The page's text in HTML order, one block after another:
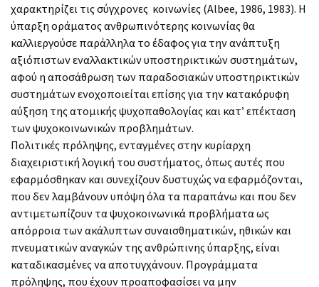
χαρακτηρίζει τις σύγχρονες κοινωνίες (Albee, 1986, 1983). Η
ύπαρξη οράματος ανθρωπινότερης κοινωνίας θα
καλλιεργούσε παράλληλα το έδαφος για την ανάπτυξη
αξιόπιστων εναλλακτικών υποστηρικτικών συστημάτων,
αφού η αποσάθρωση των παραδοσιακών υποστηρικτικών
συστημάτων ενοχοποιείται επίσης για την κατακόρυφη
αύξηση της ατομικής ψυχοπαθολογίας και κατ’ επέκταση
των ψυχοκοινωνικών προβλημάτων.
Πολιτικές πρόληψης, ενταγμένες στην κυρίαρχη
διαχειριστική λογική του συστήματος, όπως αυτές που
εφαρμόσθηκαν και συνεχίζουν δυστυχώς να εφαρμόζονται,
που δεν λαμβάνουν υπόψη όλα τα παραπάνω και που δεν
αντιμετωπίζουν τα ψυχοκοινωνικά προβλήματα ως
απόρροια των ακάλυπτων συναισθηματικών, ηθικών και
πνευματικών αναγκών της ανθρώπινης ύπαρξης, είναι
καταδικασμένες να αποτυγχάνουν. Προγράμματα
πρόληψης, που έχουν προαποφασίσει να μην